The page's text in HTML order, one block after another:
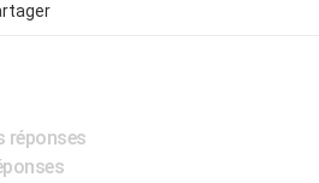
réponses